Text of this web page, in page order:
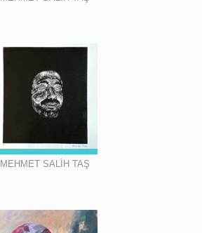
MEHMET SALİH TAŞ